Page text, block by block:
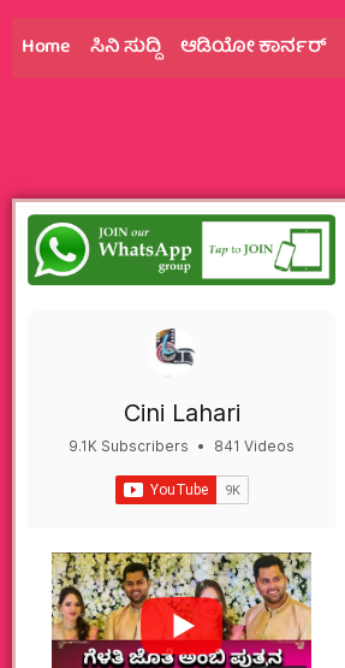
Home ಸಿನಿ ಸುದ್ದಿ ಆಡಿಯೋ ಕಾರ್ನರ್
Cini Lahari
9.1K Subscribers •
841 Videos